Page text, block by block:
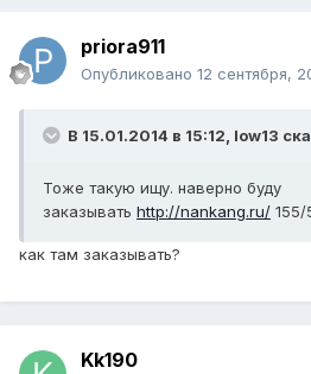
priora911
Опубликовано 12 сентября,
В 15.01.2014 в 15:12, low13
Тоже такую ищу. наверно буду
заказывать http://nankang.ru/ 155/
как там заказывать?
Kk190